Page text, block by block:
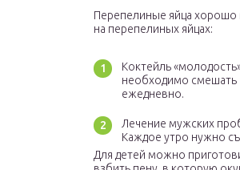
Перепелиные яйца хорошо
на перепелиных яйцах:
Коктейль
необходимо смешать
ежедневно.
Лечение мужских
Каждое утро нужно
Для детей можно